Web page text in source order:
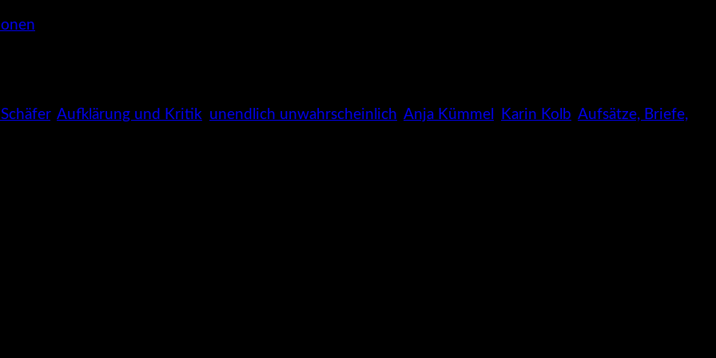
, Aufklärung und Kritik unendlich unwahrscheinlich Anja Kümmel Karin Kolb Aufsätze, Briefe,